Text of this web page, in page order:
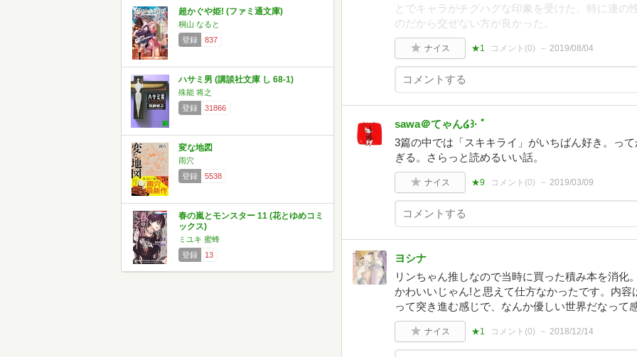
超かぐや姫! (ファミ通文庫)
桐山 なると
登録
837
ハサミ男 (講談社文庫 し 68-1)
殊能 将之
登録
31866
変な地図
雨穴
登録
5538
春の嵐とモンスター 11 (花とゆめコミ
ックス)
ミユキ 蜜蜂
登録
13
とでキャラがチグハグな印象を受けた。特に連の
のだから交ぜない方が良かった。
ナイス ★1 コメント(0) 2019/08/04
sawa＠てゃん໒꒱· ﾟ
3篇の中では「スキキライ」がいちばん好き。っ
ぎる。さらっと読めるいい話。
ナイス ★9 コメント(0) 2019/03/09
ヨシナ
リンちゃん推しなので当時に買った積み本を消化
かわいいじゃん!と思えて仕方なかったです。内
って突き進む感じで、なんか優しい世界だなって
ナイス ★1 コメント(0) 2018/12/14